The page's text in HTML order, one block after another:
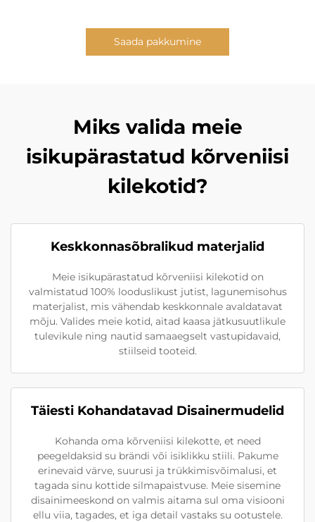
Saada pakkumine
Miks valida meie
isikupärastatud kõrveniisi
kilekotid?
Keskkonnasõbralikud materjalid
Meie isikupärastatud kõrveniisi kilekotid on
valmistatud 100% looduslikust jutist, lagunemisohus
materjalist, mis vähendab keskkonnale avaldatavat
mõju. Valides meie kotid, aitad kaasa jätkusuutlikule
tulevikule ning nautid samaaegselt vastupidavaid,
stiilseid tooteid.
Täiesti Kohandatavad Disainermudelid
Kohanda oma kõrveniisi kilekotte, et need
peegeldaksid su brändi või isiklikku stiili. Pakume
erinevaid värve, suurusi ja trükkimisvõimalusi, et
tagada sinu kottide silmapaistvuse. Meie sisemine
disainimeeskond on valmis aitama sul oma visiooni
ellu viia, tagades, et iga detail vastaks su ootustele.